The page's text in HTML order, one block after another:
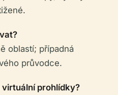
oblastí; případná
průvodce.
prohlídky?